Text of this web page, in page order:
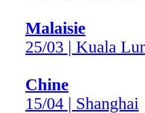
Malaisie
25/03 | Kuala
Chine
15/04 | Shanghai